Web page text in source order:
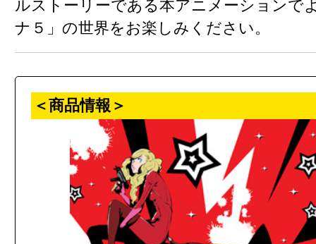
ルストーリーである本アニメーションで
ナ５」の世界をお楽しみください。
＜商品情報＞